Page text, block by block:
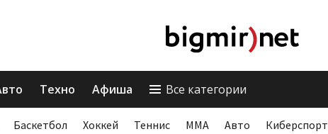
Техно Афиша Все категории
Баскетбол Хоккей Теннис ММА Авто Киберспорт